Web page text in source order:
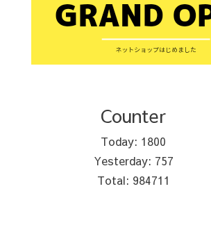
Counter
Today: 1800
Yesterday: 757
Total: 984711